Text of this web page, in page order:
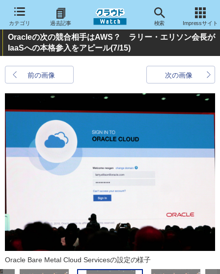
カテゴリ 過去記事 検索 Impressサイト
Oracleの次の競合相手はAWS？ ラリー・エリソン会長が
IaaSへの本格参入をアピール(7/15)
前の画像 次の画像
Oracle Bare Metal Cloud Servicesの設定の様子